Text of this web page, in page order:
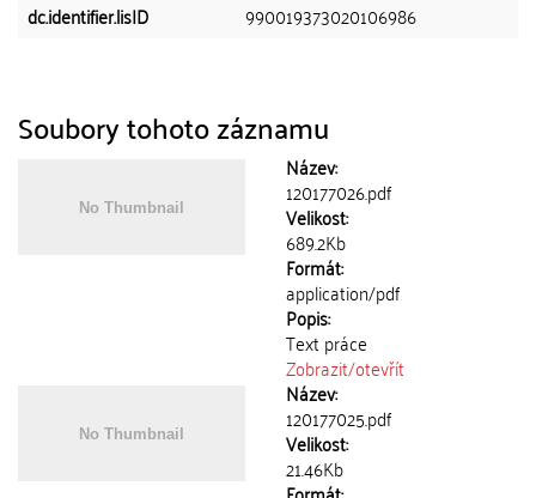
dc.identifier.lisID 990019373020106986
Soubory tohoto záznamu
Název:
120177026.pdf
Velikost:
689.2Kb
Formát:
application/pdf
Popis:
Text práce
Zobrazit/otevřít
Název:
120177025.pdf
Velikost:
21.46Kb